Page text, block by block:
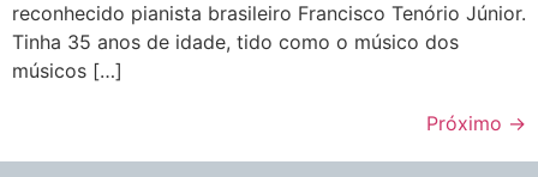
reconhecido pianista brasileiro Francisco Tenório Júnior.
Tinha 35 anos de idade, tido como o músico dos
músicos […]
Próximo →